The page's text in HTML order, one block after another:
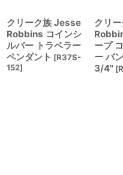
クリーク族 Jesse
Robbins コインシ
ルバー トラベラー
ペンダント [R37S-
152]
クリ
ープ
ー バ
3/4" [